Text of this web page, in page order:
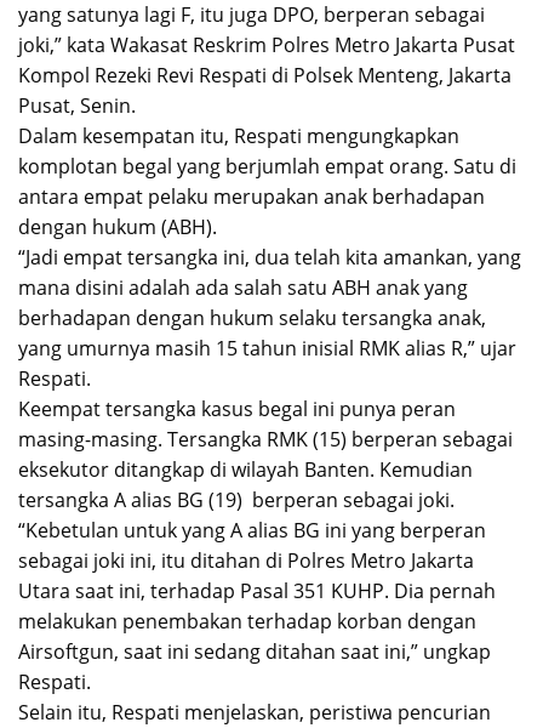
yang satunya lagi F, itu juga DPO, berperan sebagai
joki,” kata Wakasat Reskrim Polres Metro Jakarta Pusat
Kompol Rezeki Revi Respati di Polsek Menteng, Jakarta
Pusat, Senin.
Dalam kesempatan itu, Respati mengungkapkan
komplotan begal yang berjumlah empat orang. Satu di
antara empat pelaku merupakan anak berhadapan
dengan hukum (ABH).
“Jadi empat tersangka ini, dua telah kita amankan, yang
mana disini adalah ada salah satu ABH anak yang
berhadapan dengan hukum selaku tersangka anak,
yang umurnya masih 15 tahun inisial RMK alias R,” ujar
Respati.
Keempat tersangka kasus begal ini punya peran
masing-masing. Tersangka RMK (15) berperan sebagai
eksekutor ditangkap di wilayah Banten. Kemudian
tersangka A alias BG (19) berperan sebagai joki.
“Kebetulan untuk yang A alias BG ini yang berperan
sebagai joki ini, itu ditahan di Polres Metro Jakarta
Utara saat ini, terhadap Pasal 351 KUHP. Dia pernah
melakukan penembakan terhadap korban dengan
Airsoftgun, saat ini sedang ditahan saat ini,” ungkap
Respati.
Selain itu, Respati menjelaskan, peristiwa pencurian